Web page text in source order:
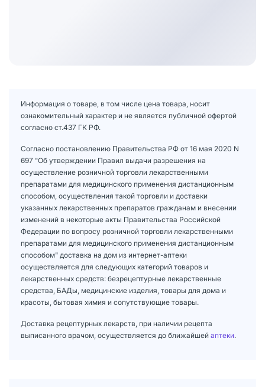
Информация о товаре, в том числе цена товара, носит
ознакомительный характер и не является публичной офертой
согласно ст.437 ГК РФ.
Согласно постановлению Правительства РФ от 16 мая 2020 N
697 "Об утверждении Правил выдачи разрешения на
осуществление розничной торговли лекарственными
препаратами для медицинского применения дистанционным
способом, осуществления такой торговли и доставки
указанных лекарственных препаратов гражданам и внесении
изменений в некоторые акты Правительства Российской
Федерации по вопросу розничной торговли лекарственными
препаратами для медицинского применения дистанционным
способом" доставка на дом из интернет-аптеки
осуществляется для следующих категорий товаров и
лекарственных средств: безрецептурные лекарственные
средства, БАДы, медицинские изделия, товары для дома и
красоты, бытовая химия и сопутствующие товары.
Доставка рецептурных лекарств, при наличии рецепта
выписанного врачом, осуществляется до ближайшей аптеки.